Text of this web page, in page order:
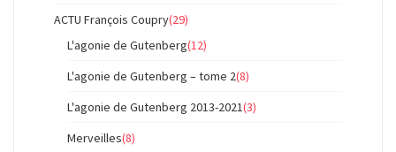
ACTU François Coupry(29)
L'agonie de Gutenberg(12)
L'agonie de Gutenberg – tome 2(8)
L'agonie de Gutenberg 2013-2021(3)
Merveilles(8)